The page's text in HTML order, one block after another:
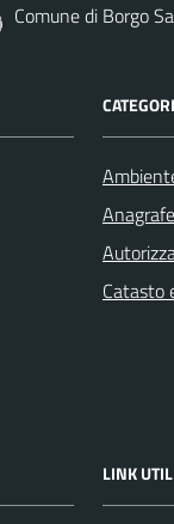
Comune di Borgo
Catasto
LINK